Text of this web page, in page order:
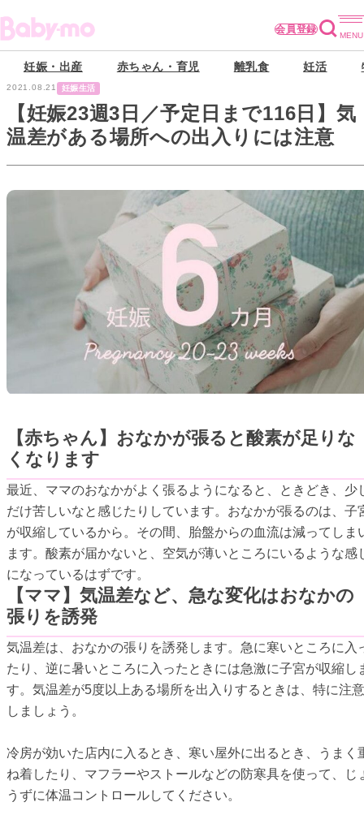
会員登録
妊娠・出産 赤ちゃん・育児 離乳食 妊活
2021.08.21 妊娠生活
【妊娠23週3日／予定日まで116日】気
温差がある場所への出入りには注意
【赤ちゃん】おなかが張ると酸素が足りな
くなります
最近、ママのおなかがよく張るようになると、ときどき、少
だけ苦しいなと感じたりしています。おなかが張るのは、子
が収縮しているから。その間、胎盤からの血流は減ってしま
ます。酸素が届かないと、空気が薄いところにいるような感
になっているはずです。
【ママ】気温差など、急な変化はおなかの
張りを誘発
気温差は、おなかの張りを誘発します。急に寒いところに入
たり、逆に暑いところに入ったときには急激に子宮が収縮し
す。気温差が5度以上ある場所を出入りするときは、特に注意
しましょう。
冷房が効いた店内に入るとき、寒い屋外に出るとき、うまく
ね着したり、マフラーやストールなどの防寒具を使って、じ
うずに体温コントロールしてください。